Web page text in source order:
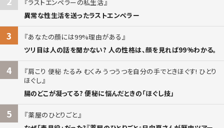
ラストエンペラーの私生活
異常な性生活を送ったラストエンペラー
3
あなたの顔には99%理由がある
ツリ目は人の話を聞かない? 人の性格は、顔を見れば99%わかる。
4
肩こり 便秘 たるみ むくみ うつうつを自分の手でときほぐす! ひとり
ほぐし
腸のどこが凝ってる? 便秘に悩んだときの「ほぐし技」
5
薬屋のひとりごと